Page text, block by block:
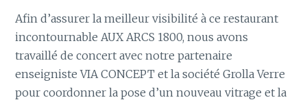
Afin d’assurer la meilleur visibilité à ce restaurant
incontournable AUX ARCS 1800, nous avons
travaillé de concert avec notre partenaire
enseigniste VIA CONCEPT et la société Grolla Verre
pour coordonner la pose d’un nouveau vitrage et la